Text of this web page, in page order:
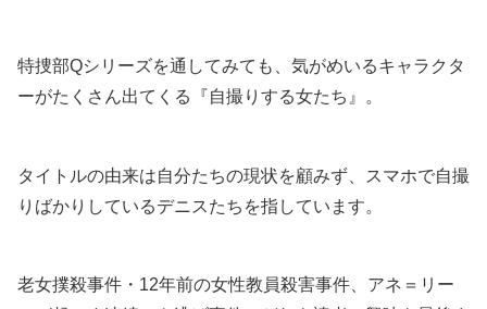
特捜部Qシリーズを通してみても、気がめいるキャラクタ
ーがたくさん出てくる『自撮りする女たち』。
タイトルの由来は自分たちの現状を顧みず、スマホで自撮
りばかりしているデニスたちを指しています。
老女撲殺事件・12年前の女性教員殺害事件、アネ＝リー